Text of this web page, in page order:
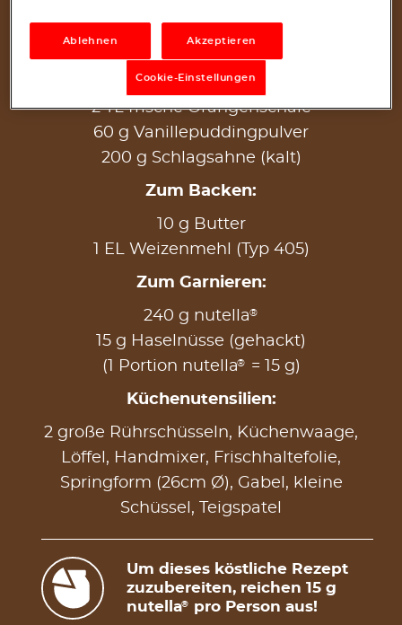
500 g fettarmer Quark (20 % Fett)
400 g Schmand
2 TL frische Orangenschale
60 g Vanillepuddingpulver
200 g Schlagsahne (kalt)
Zum Backen:
10 g Butter
1 EL Weizenmehl (Typ 405)
Zum Garnieren:
240 g nutella®
15 g Haselnüsse (gehackt)
(1 Portion nutella® = 15 g)
Küchenutensilien:
2 große Rührschüsseln, Küchenwaage,
Löffel, Handmixer, Frischhaltefolie,
Springform (26cm Ø), Gabel, kleine
Schüssel, Teigspatel
Um dieses köstliche Rezept
zuzubereiten, reichen 15 g
nutella® pro Person aus!
Ablehnen Akzeptieren
Cookie-Einstellungen